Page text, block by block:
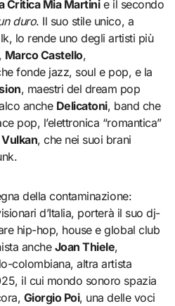
Critica Mia Martinie il secondo
duro. Il suo stile unico, a
lo rende uno degli artisti più
Marco Castello,
fonde jazz, soul e pop, e la
, maestri del dream pop
anche Delicatoni, band che
pop, l’elettronica “romantica”
, che nei suoi brani
della contaminazione:
d’Italia, porterà il suo dj-
hip-hop, house e global club
anche Joan Thiele,
colombiana, altra artista
il cui mondo sonoro spazia
Giorgio Poi, una delle voci